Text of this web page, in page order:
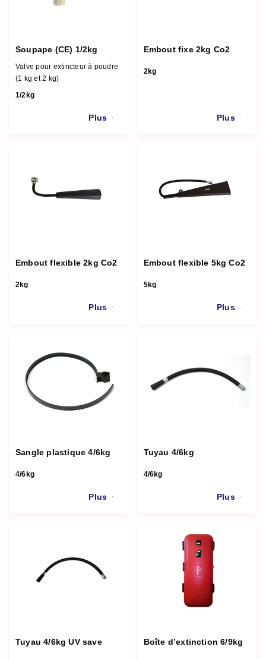
Soupape (CE) 1/2kg
Valve pour extincteur à poudre
(1 kg et 2 kg)
1/2kg
Plus
Embout fixe 2kg Co2
2kg
Plus
Embout flexible 2kg Co2
2kg
Plus
Embout flexible 5kg Co2
5kg
Plus
Sangle plastique 4/6kg
4/6kg
Plus
Tuyau 4/6kg
4/6kg
Plus
Tuyau 4/6kg UV save Boîte d’extinction 6/9kg